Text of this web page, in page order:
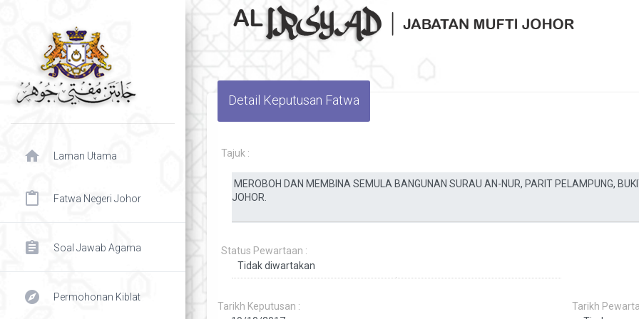
home Laman Utama
content_paste Fatwa Negeri Johor
assignment Soal Jawab Agama
explore Permohonan Kiblat
Detail Keputusan Fatwa
Tajuk :
Status Pewartaan :
Tarikh Keputusan : Tarikh